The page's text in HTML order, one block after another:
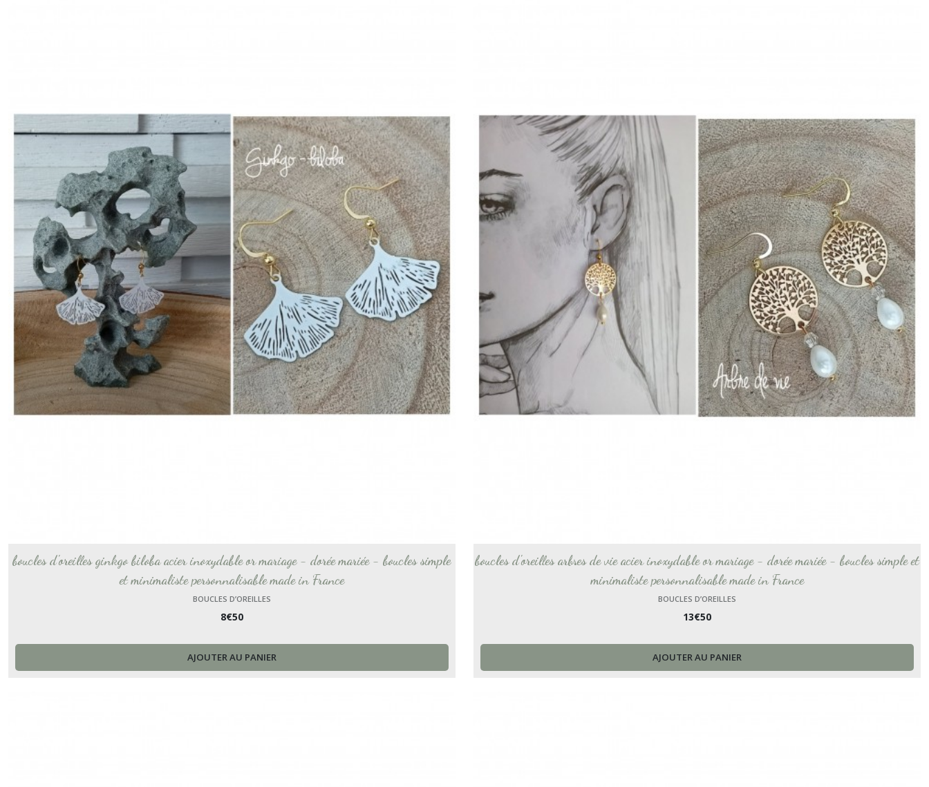
boucles d'oreilles ginkgo biloba acier inoxydable or mariage - dorée mariée - boucles simple
et minimaliste personnalisable made in France
BOUCLES D’OREILLES
8€50
AJOUTER AU PANIER
boucles d'oreilles arbres de vie acier inoxydable or mariage - dorée mariée - boucles simple et
minimaliste personnalisable made in France
BOUCLES D’OREILLES
13€50
AJOUTER AU PANIER